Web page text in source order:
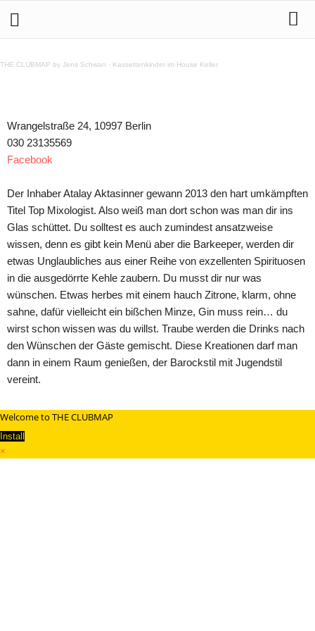
THE CLUBMAP by Jens Schwan · Kassettenkinder im House Keller
Wrangelstraße 24, 10997 Berlin
030 23135569
Facebook
Der Inhaber Atalay Aktasinner gewann 2013 den hart umkämpften
Titel Top Mixologist. Also weiß man dort schon was man dir ins
Glas schüttet. Du solltest es auch zumindest ansatzweise
wissen, denn es gibt kein Menü aber die Barkeeper, werden dir
etwas Unglaubliches aus einer Reihe von exzellenten Spirituosen
in die ausgedörrte Kehle zaubern. Du musst dir nur was
wünschen. Etwas herbes mit einem hauch Zitrone, klarm, ohne
sahne, dafür vielleicht ein bißchen Minze, Gin muss rein… du
wirst schon wissen was du willst. Traube werden die Drinks nach
den Wünschen der Gäste gemischt. Diese Kreationen darf man
dann in einem Raum genießen, der Barockstil mit Jugendstil
vereint.
Welcome to THE CLUBMAP
Install
×